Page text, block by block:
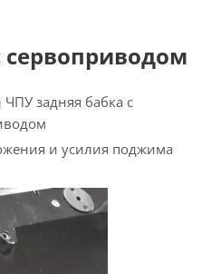
сервоприводом
задняя бабка с
и усилия поджима